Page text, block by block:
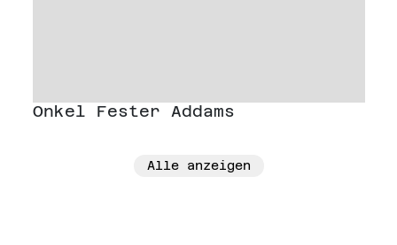
Onkel Fester Addams
Alle anzeigen